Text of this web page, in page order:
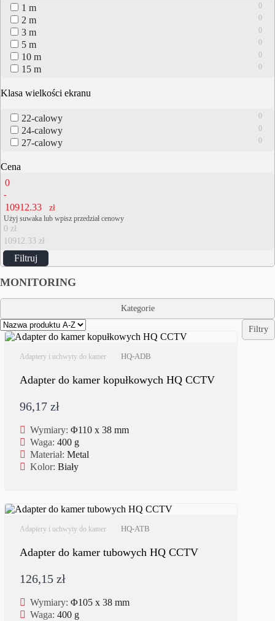
1 m 0
2 m 0
3 m 0
5 m 0
10 m 0
15 m 0
Klasa wielkości ekranu
22-calowy 0
24-calowy 0
27-calowy 0
Cena
-
zł
Użyj suwaka lub wpisz przedział cenowy
0 zł
10912.33 zł
Filtruj
MONITORING
Kategorie
Filtry
Adaptery i uchwyty do kamer HQ-ADB
Adapter do kamer kopułkowych HQ CCTV
96,17 zł
Wymiary: Φ110 x 38 mm
Waga: 400 g
Materiał: Metal
Kolor: Biały
Adaptery i uchwyty do kamer HQ-ATB
Adapter do kamer tubowych HQ CCTV
126,15 zł
Wymiary: Φ105 x 38 mm
Waga: 400 g